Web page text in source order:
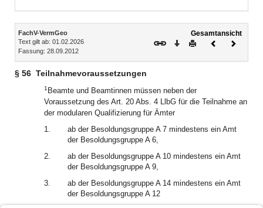
Inhalt
FachV-VermGeo
Text gilt ab: 01.02.2026
Fassung: 28.09.2012
Gesamtansicht
Download
DruckenVorheriges
§ 56 Teilnahmevoraussetzungen
1 Beamte und Beamtinnen müssen neben der
Voraussetzung des Art. 20 Abs. 4 LlbG für die Teilnahme an
der modularen Qualifizierung für Ämter
1.
ab der Besoldungsgruppe A 7 mindestens ein Amt
der Besoldungsgruppe A 6,
2.
ab der Besoldungsgruppe A 10 mindestens ein Amt
der Besoldungsgruppe A 9,
3.
ab der Besoldungsgruppe A 14 mindestens ein Amt
der Besoldungsgruppe A 12